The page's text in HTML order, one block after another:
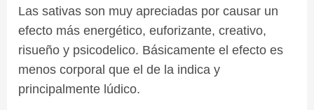
Las sativas son muy apreciadas por causar un
efecto más energético, euforizante, creativo,
risueño y psicodelico. Básicamente el efecto es
menos corporal que el de la indica y
principalmente lúdico.